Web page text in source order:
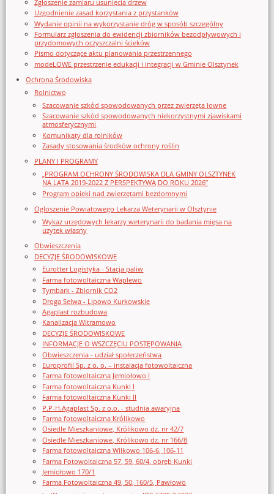
Zgłoszenie zamiaru usunięcia drzew
Uzgodnienie zasad korzystania z przystanków
Wydanie opinii na wykorzystanie dróg w sposób szczególny
Formularz zgłoszenia do ewidencji zbiorników bezodpływowych i
przydomowych oczyszczalni ścieków
Pismo dotyczące aktu planowania przestrzennego
modeLOWE przestrzenie edukacji i integracji w Gminie Olsztynek
Ochrona Środowiska
Rolnictwo
Szacowanie szkód spowodowanych przez zwierzęta łowne
Szacowanie szkód spowodowanych niekorzystnymi zjawiskami
atmosferycznymi
Komunikaty dla rolników
Zasady stosowania środków ochrony roślin
PLANY I PROGRAMY
„PROGRAM OCHRONY ŚRODOWISKA DLA GMINY OLSZTYNEK
NA LATA 2019-2022 Z PERSPEKTYWĄ DO ROKU 2026”
Program opieki nad zwierzętami bezdomnymi
Ogloszenie Powiatowego Lekarza Weterynarii w Olsztynie
Wykaz urzędowych lekarzy weterynarii do badania mięsa na
użytek własny
Obwieszczenia
DECYZJE ŚRODOWISKOWE
Eurotter Logistyka - Stacja paliw
Farma fotowoltaiczna Waplewo
Tymbark - Zbiornik CO2
Droga Selwa - Lipowo Kurkowskie
Agaplast rozbudowa
Kanalizacja Witramowo
DECYZJE ŚRODOWISKOWE
INFORMACJE O WSZCZĘCIU POSTĘPOWANIA
Obwieszczenia - udział społeczeństwa
Europrofil Sp. z o. o. – instalacja fotowoltaiczna
Farma fotowoltaiczna Jemiołowo I
Farma fotowoltaiczna Kunki I
Farma fotowoltaiczna Kunki II
P.P-H.Agaplast Sp. z o.o. - studnia awaryjna
Farma fotowoltaiczna Królikowo
Osiedle Mieszkaniowe, Królikowo dz. nr 42/7
Osiedle Mieszkaniowe, Królikowo dz. nr 166/8
Farma fotowoltaiczna Wilkowo 106-6, 106-11
Farma Fotowoltaiczna 57, 59, 60/4, obręb Kunki
Jemiołowo 170/1
Farma Fotowoltaiczna 49, 50, 160/5, Pawłowo